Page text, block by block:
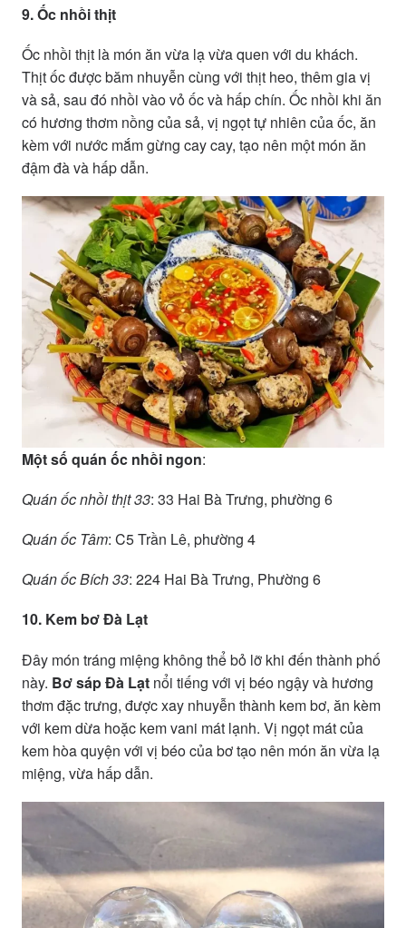
9. Ốc nhồi thịt
Ốc nhồi thịt là món ăn vừa lạ vừa quen với du khách.
Thịt ốc được băm nhuyễn cùng với thịt heo, thêm gia vị
và sả, sau đó nhồi vào vỏ ốc và hấp chín. Ốc nhồi khi ăn
có hương thơm nồng của sả, vị ngọt tự nhiên của ốc, ăn
kèm với nước mắm gừng cay cay, tạo nên một món ăn
đậm đà và hấp dẫn.
Một số quán ốc nhồi ngon:
Quán ốc nhồi thịt 33: 33 Hai Bà Trưng, phường 6
Quán ốc Tâm: C5 Trần Lê, phường 4
Quán ốc Bích 33: 224 Hai Bà Trưng, Phường 6
10. Kem bơ Đà Lạt
Đây món tráng miệng không thể bỏ lỡ khi đến thành phố
này. Bơ sáp Đà Lạt nổi tiếng với vị béo ngậy và hương
thơm đặc trưng, được xay nhuyễn thành kem bơ, ăn kèm
với kem dừa hoặc kem vani mát lạnh. Vị ngọt mát của
kem hòa quyện với vị béo của bơ tạo nên món ăn vừa lạ
miệng, vừa hấp dẫn.